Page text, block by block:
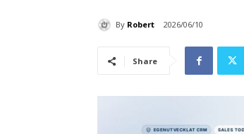
By Robert 2026/06/10
Share